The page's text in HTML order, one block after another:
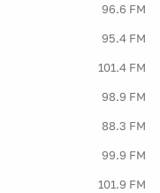
96.6 FM
95.4 FM
101.4 FM
98.9 FM
88.3 FM
99.9 FM
101.9 FM